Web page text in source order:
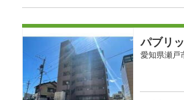
パブリ
愛知県瀬戸